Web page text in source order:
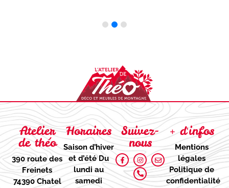
Atelier
de théo
390 route des
Freinets
74390 Chatel
Horaires
Saison d’hiver
et d’étéDu
lundi au
samedi
Suivez-
nous
+ d'infos
Mentions
légales
Politique de
confidentialité